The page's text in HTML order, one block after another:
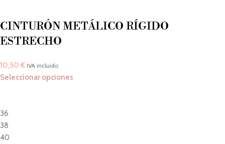
CINTURÓN METÁLICO RÍGIDO
ESTRECHO
10,50 € IVA incluido
Seleccionar opciones
36
38
40